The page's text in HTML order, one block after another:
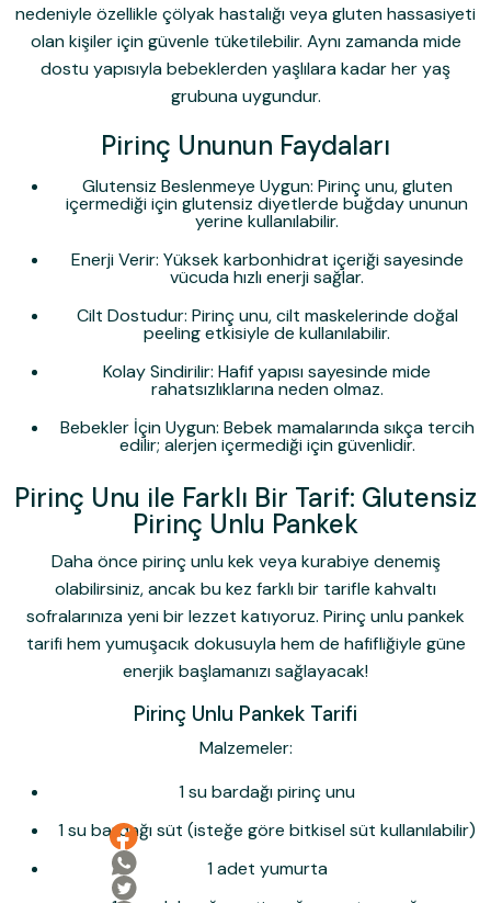
nedeniyle özellikle çölyak hastalığı veya gluten hassasiyeti
olan kişiler için güvenle tüketilebilir. Aynı zamanda mide
dostu yapısıyla bebeklerden yaşlılara kadar her yaş
grubuna uygundur.
Pirinç Ununun Faydaları
Glutensiz Beslenmeye Uygun: Pirinç unu, gluten
içermediği için glutensiz diyetlerde buğday ununun
yerine kullanılabilir.
Enerji Verir: Yüksek karbonhidrat içeriği sayesinde
vücuda hızlı enerji sağlar.
Cilt Dostudur: Pirinç unu, cilt maskelerinde doğal
peeling etkisiyle de kullanılabilir.
Kolay Sindirilir: Hafif yapısı sayesinde mide
rahatsızlıklarına neden olmaz.
Bebekler İçin Uygun: Bebek mamalarında sıkça tercih
edilir; alerjen içermediği için güvenlidir.
Pirinç Unu ile Farklı Bir Tarif: Glutensiz
Pirinç Unlu Pankek
Daha önce pirinç unlu kek veya kurabiye denemiş
olabilirsiniz, ancak bu kez farklı bir tarifle kahvaltı
sofralarınıza yeni bir lezzet katıyoruz. Pirinç unlu pankek
tarifi hem yumuşacık dokusuyla hem de hafifliğiyle güne
enerjik başlamanızı sağlayacak!
Pirinç Unlu Pankek Tarifi
Malzemeler:
1 su bardağı pirinç unu
1 su bardağı süt (isteğe göre bitkisel süt kullanılabilir)
1 adet yumurta